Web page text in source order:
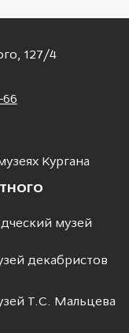
127/4
66
Кургана
музей
декабристов
Т.С. Мальцева